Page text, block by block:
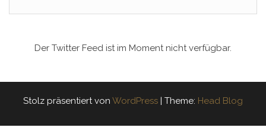
Der Twitter Feed ist im Moment nicht verfügbar.
Stolz präsentiert von WordPress | Theme: Head Blog